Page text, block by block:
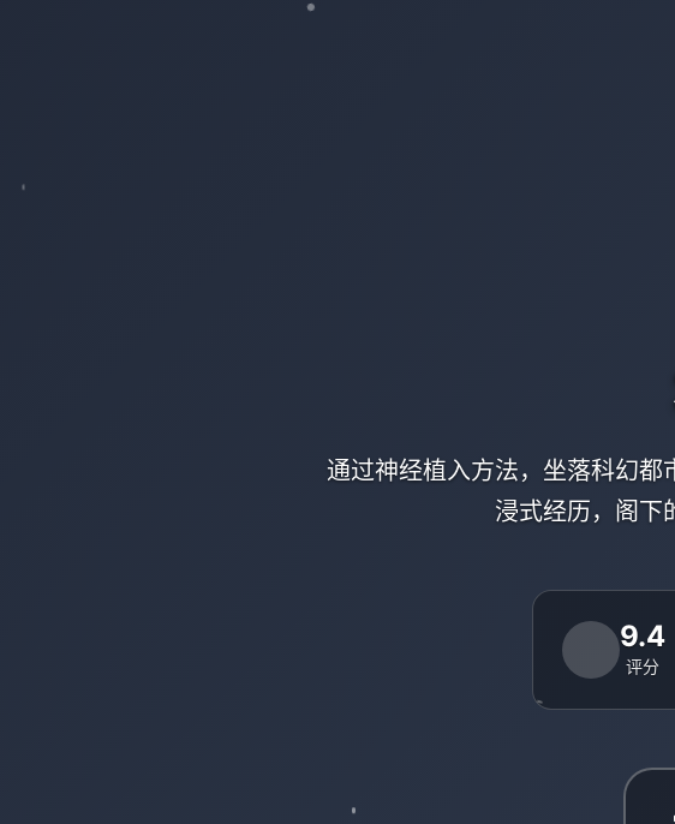
通过神经植入方法，坐落科幻
浸式经历，阁下
9.4
评分